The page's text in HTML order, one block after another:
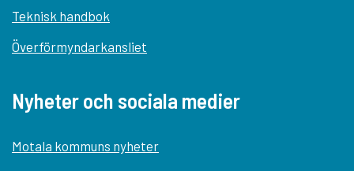
Teknisk handbok
Överförmyndarkansliet
Nyheter och sociala medier
Motala kommuns nyheter